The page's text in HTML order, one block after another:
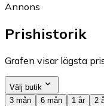
Annons
Prishistorik
Grafen visar lägsta
Välj butik
3 mån
6 mån 1 år 2